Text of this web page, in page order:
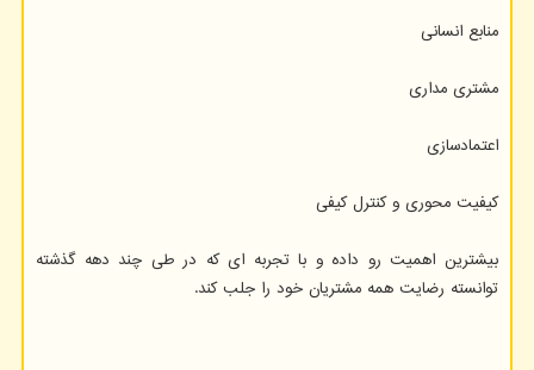
منابع انسانی
مشتری مداری
اعتمادسازی
کیفیت محوری و کنترل کیفی
بیشترین اهمیت رو داده و با تجربه ای که در طی چند دهه گذشته
توانسته رضایت همه مشتریان خود را جلب کند.